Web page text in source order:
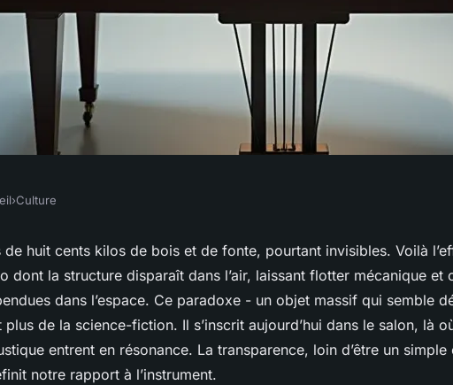
la transparence
en valeur
›Culture
de huit cents kilos de bois et de fonte, pourtant invisibles. Voilà
dont la structure disparaît dans l’air, laissant flotter mécanique et
dans l’espace. Ce paradoxe - un objet massif qui semble
plus de la science-fiction. Il s’inscrit aujourd’hui dans le salon, là
entrent en résonance. La transparence, loin d’être un simple
notre rapport à l’instrument.